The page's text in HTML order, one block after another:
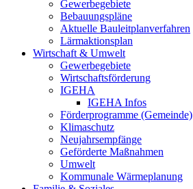
Gewerbegebiete
Bebauungspläne
Aktuelle Bauleitplanverfahren
Lärmaktionsplan
Wirtschaft & Umwelt
Gewerbegebiete
Wirtschaftsförderung
IGEHA
IGEHA Infos
Förderprogramme (Gemeinde)
Klimaschutz
Neujahrsempfänge
Geförderte Maßnahmen
Umwelt
Kommunale Wärmeplanung